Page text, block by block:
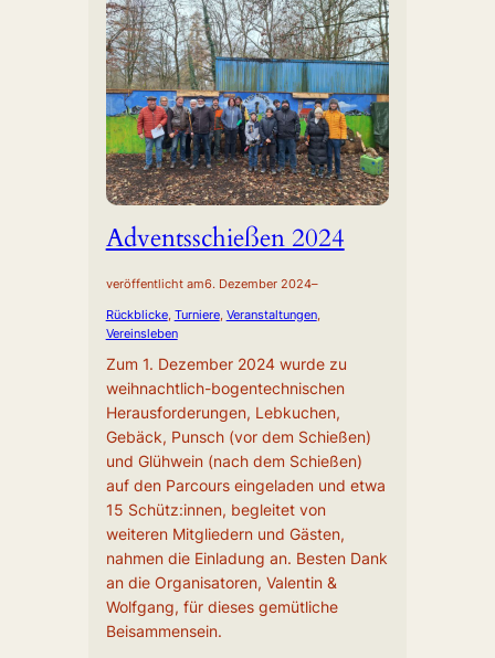
Adventsschießen 2024
veröffentlicht am6. Dezember 2024–
Rückblicke, Turniere, Veranstaltungen
Vereinsleben
Zum 1. Dezember 2024 wurde zu
weihnachtlich-bogentechnischen
Herausforderungen, Lebkuchen,
Gebäck, Punsch (vor dem Schießen)
und Glühwein (nach dem Schießen)
auf den Parcours eingeladen und etwa
15 Schütz:innen, begleitet von
weiteren Mitgliedern und Gästen,
nahmen die Einladung an. Besten Dank
an die Organisatoren, Valentin &
Wolfgang, für dieses gemütliche
Beisammensein.